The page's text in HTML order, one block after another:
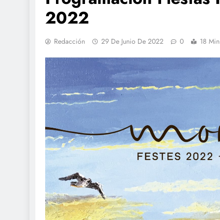
2022
Redacción 29 De Junio De 2022 0 18